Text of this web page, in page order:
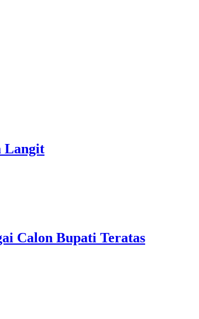
Langit
Calon Bupati Teratas